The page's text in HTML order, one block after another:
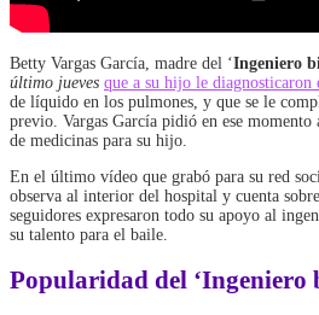
Betty Vargas García, madre del ‘Ingeniero
último jueves que a su hijo le diagnosticaron
de líquido en los pulmones, y que se le
previo. Vargas García pidió en ese momento
de medicinas para su hijo.
En el último vídeo que grabó para su red
observa al interior del hospital y cuenta
seguidores expresaron todo su apoyo al
su talento para el baile.
Popularidad del ‘Ingeniero